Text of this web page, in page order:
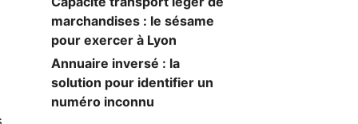
marchandises : le sésame
pour exercer à Lyon
Annuaire inversé : la
solution pour identifier un
numéro inconnu